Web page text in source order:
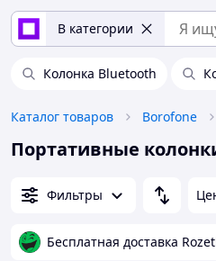
В категории
Колонка Bluetooth
Каталог товаров Borofone
Портативные
Фильтры
Бесплатная доставка